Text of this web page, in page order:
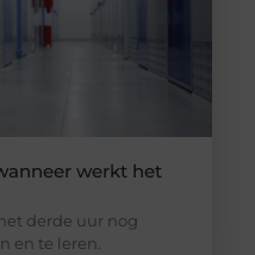
werkt het
derde uur nog
en te leren.